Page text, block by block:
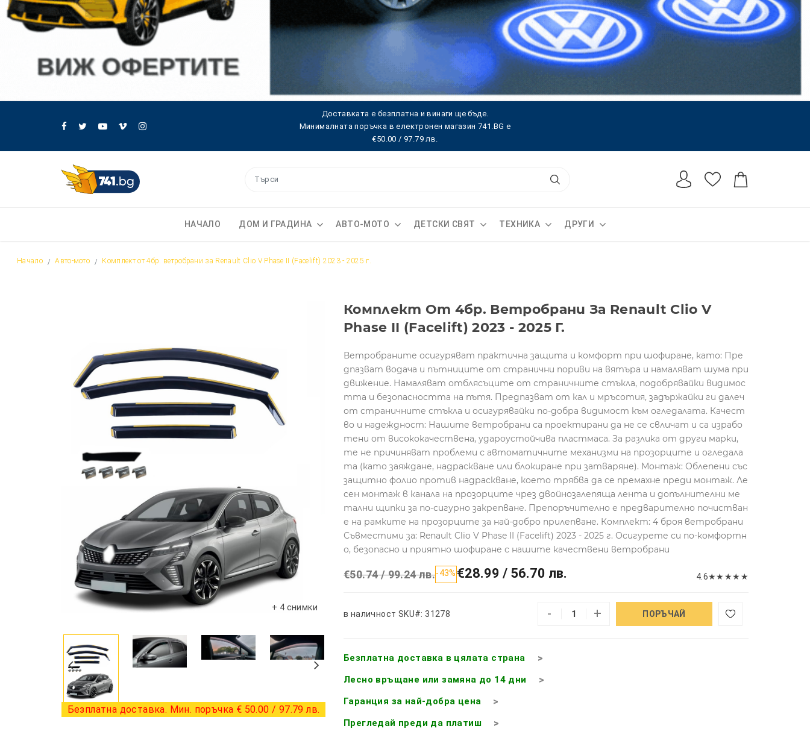
Доставката е безплатна и винаги ще бъде.
Минималната поръчка в електронен магазин 741.BG е
€50.00 / 97.79 лв.
НАЧАЛО ДОМ И ГРАДИНА АВТО-МОТО ДЕТСКИ СВЯТ ТЕХНИКА ДРУГИ
Начало Авто-мото Комплект от 4бр. ветробрани за Renault Clio V Phase II (Facelift) 2023 - 2025 г.
+ 4 снимки
Безплатна доставка. Мин. поръчка € 50.00 / 97.79 лв.
Комплект От 4бр. Ветробрани За Renault Clio V
Phase II (Facelift) 2023 - 2025 Г.
Ветробраните осигуряват практична защита и комфорт при шофиране, като: Пре
дпазват водача и пътниците от странични пориви на вятъра и намаляват шума при
движение. Намаляват отблясъците от страничните стъкла, подобрявайки видимос
тта и безопасността на пътя. Предпазват от кал и мръсотия, задържайки ги далеч
от страничните стъкла и осигурявайки по-добра видимост към огледалата. Качест
во и надеждност: Нашите ветробрани са проектирани да не се свличат и са израбо
тени от висококачествена, удароустойчива пластмаса. За разлика от други марки,
те не причиняват проблеми с автоматичните механизми на прозорците и огледала
та (като заяждане, надраскване или блокиране при затваряне). Монтаж: Облепени със
защитно фолио против надраскване, което трябва да се премахне преди монтаж. Ле
сен монтаж в канала на прозорците чрез двойнозалепяща лента и допълнителни ме
тални щипки за по-сигурно закрепване. Препоръчително е предварително почистван
е на рамките на прозорците за най-добро прилепване. Комплект: 4 броя ветробрани
Съвместими за: Renault Clio V Phase II (Facelift) 2023 - 2025 г. Осигурете си по-комфортн
о, безопасно и приятно шофиране с нашите качествени ветробрани
€50.74 / 99.24 лв.-43% €28.99 / 56.70 лв. 4.6★★ ★★ ★
в наличност SKU#: 31278 - + ПОРЪЧАЙ
Безплатна доставка в цялата страна
Лесно връщане или замяна до 14 дни
Гаранция за най-добра цена
Прегледай преди да платиш